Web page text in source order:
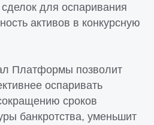
для оспаривания
активов в конкурсную
Платформы позволит
оспаривать
сроков
банкротства, уменьшит